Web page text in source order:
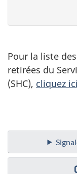
Pour la liste
retirées du
(SHC), cliquez ici